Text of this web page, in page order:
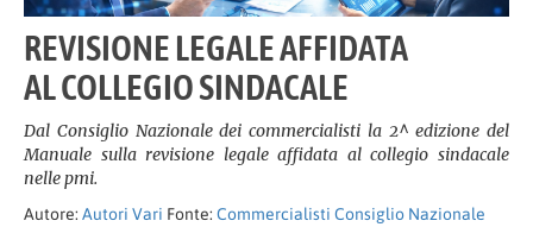
REVISIONE LEGALE AFFIDATA
AL COLLEGIO SINDACALE
Dal Consiglio Nazionale dei commercialisti la 2^ edizione del
Manuale sulla revisione legale affidata al collegio sindacale
nelle pmi.
Autore: Autori Vari Fonte: Commercialisti Consiglio Nazionale